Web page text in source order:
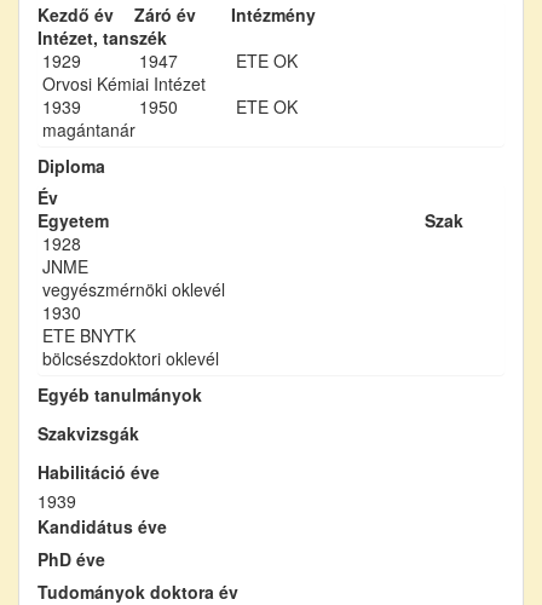
Kezdő év
Záró év
Intézmény
Intézet, tanszék
1929
1947
ETE OK
Orvosi Kémiai Intézet
1939
1950
ETE OK
magántanár
Diploma
Év
Egyetem
Szak
1928
JNME
vegyészmérnöki oklevél
1930
ETE BNYTK
bölcsészdoktori oklevél
Egyéb tanulmányok
Szakvizsgák
Habilitáció éve
1939
Kandidátus éve
PhD éve
Tudományok doktora év